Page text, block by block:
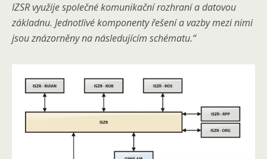
IZSR využije společné komunikační rozhraní a datovou
základnu. Jednotlivé komponenty řešení a vazby mezi nimi
jsou znázorněny na následujícím schématu.“